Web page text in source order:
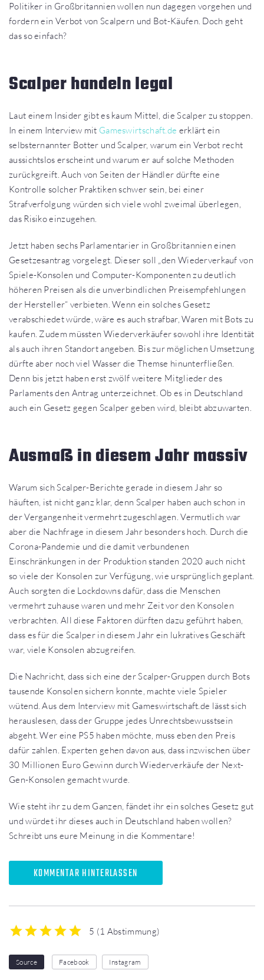
Politiker in Großbritannien wollen nun dagegen vorgehen und
fordern ein Verbot von Scalpern und Bot-Käufen. Doch geht
das so einfach?
Scalper handeln legal
Laut einem Insider gibt es kaum Mittel, die Scalper zu stoppen.
In einem Interview mit Gameswirtschaft.de erklärt ein
selbsternannter Botter und Scalper, warum ein Verbot recht
aussichtslos erscheint und warum er auf solche Methoden
zurückgreift. Auch von Seiten der Händler dürfte eine
Kontrolle solcher Praktiken schwer sein, bei einer
Strafverfolgung würden sich viele wohl zweimal überlegen,
das Risiko einzugehen.
Jetzt haben sechs Parlamentarier in Großbritannien einen
Gesetzesantrag vorgelegt. Dieser soll „den Wiederverkauf von
Spiele-Konsolen und Computer-Komponenten zu deutlich
höheren Preisen als die unverbindlichen Preisempfehlungen
der Hersteller“ verbieten. Wenn ein solches Gesetz
verabschiedet würde, wäre es auch strafbar, Waren mit Bots zu
kaufen. Zudem müssten Wiederverkäufer sowohl ihre Identität
als auch ihren Standort angeben. Bis zur möglichen Umsetzung
dürfte aber noch viel Wasser die Themse hinunterfließen.
Denn bis jetzt haben erst zwölf weitere Mitglieder des
Parlaments den Antrag unterzeichnet. Ob es in Deutschland
auch ein Gesetz gegen Scalper geben wird, bleibt abzuwarten.
Ausmaß in diesem Jahr massiv
Warum sich Scalper-Berichte gerade in diesem Jahr so
häuften, ist nicht ganz klar, denn Scalper haben auch schon in
der Vergangenheit vermehrt zugeschlagen. Vermutlich war
aber die Nachfrage in diesem Jahr besonders hoch. Durch die
Corona-Pandemie und die damit verbundenen
Einschränkungen in der Produktion standen 2020 auch nicht
so viele der Konsolen zur Verfügung, wie ursprünglich geplant.
Auch sorgten die Lockdowns dafür, dass die Menschen
vermehrt zuhause waren und mehr Zeit vor den Konsolen
verbrachten. All diese Faktoren dürften dazu geführt haben,
dass es für die Scalper in diesem Jahr ein lukratives Geschäft
war, viele Konsolen abzugreifen.
Die Nachricht, dass sich eine der Scalper-Gruppen durch Bots
tausende Konsolen sichern konnte, machte viele Spieler
wütend. Aus dem Interview mit Gameswirtschaft.de lässt sich
herauslesen, dass der Gruppe jedes Unrechtsbewusstsein
abgeht. Wer eine PS5 haben möchte, muss eben den Preis
dafür zahlen. Experten gehen davon aus, dass inzwischen über
30 Millionen Euro Gewinn durch Wiederverkäufe der Next-
Gen-Konsolen gemacht wurde.
Wie steht ihr zu dem Ganzen, fändet ihr ein solches Gesetz gut
und würdet ihr dieses auch in Deutschland haben wollen?
Schreibt uns eure Meinung in die Kommentare!
KOMMENTAR HINTERLASSEN
5 (1 Abstimmung)
Source Facebook Instagram